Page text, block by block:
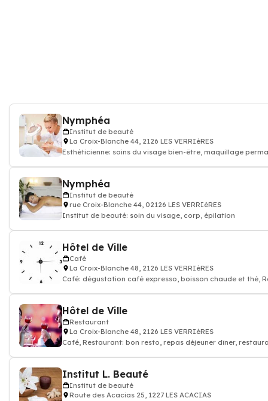
Nymphéa
Institut de beauté
La Croix-Blanche 44, 2126 LES VERRIèRES
Esthéticienne: soins du visage bien-être, maquillage permanent, Épilations,
Nymphéa
Institut de beauté
rue Croix-Blanche 44, 02126 LES VERRIèRES
Institut de beauté: soin du visage, corp, épilation
Hôtel de Ville
Café
La Croix-Blanche 48, 2126 LES VERRIèRES
Café: dégustation café expresso, boisson chaude et thé,
Hôtel de Ville
Restaurant
La Croix-Blanche 48, 2126 LES VERRIèRES
Café, Restaurant: bon resto, repas déjeuner dîner,
Institut L. Beauté
Institut de beauté
Route des Acacias 25, 1227 LES ACACIAS